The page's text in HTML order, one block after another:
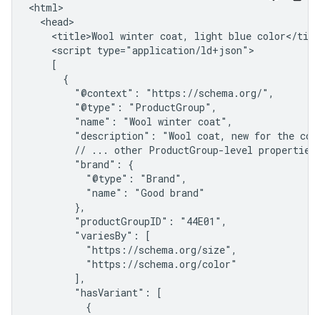
<html>
  <head>
<title>Wool winter coat, light blue color</
    <script type="application/ld+json">
    [
      {
        "@context": "https://schema.org/",
        "@type": "ProductGroup",
        "name": "Wool winter coat",
"description": "Wool coat, new for the
        // ... other ProductGroup-level properties
        "brand": {
          "@type": "Brand",
          "name": "Good brand"
        },
        "productGroupID": "44E01",
        "variesBy": [
          "https://schema.org/size",
          "https://schema.org/color"
        ],
        "hasVariant": [
          {